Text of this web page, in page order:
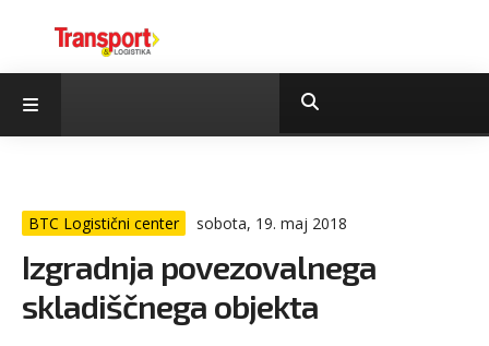
BTC Logistični center sobota, 19. maj 2018
Izgradnja povezovalnega
skladiščnega objekta